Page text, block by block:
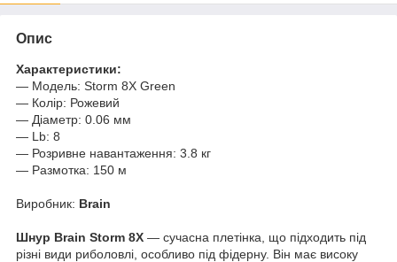
Опис
Характеристики:
— Модель: Storm 8X Green
— Колір: Рожевий
— Діаметр: 0.06 мм
— Lb: 8
— Розривне навантаження: 3.8 кг
— Размотка: 150 м
Виробник: Brain
Шнур Brain Storm 8X — сучасна плетінка, що підходить під
різні види риболовлі, особливо під фідерну. Він має високу